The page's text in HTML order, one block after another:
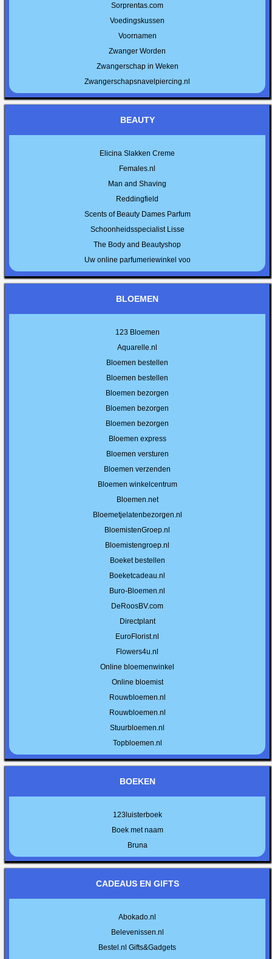
Sorprentas.com
Voedingskussen
Voornamen
Zwanger Worden
Zwangerschap in Weken
Zwangerschapsnavelpiercing.nl
BEAUTY
Elicina Slakken Creme
Females.nl
Man and Shaving
Reddingfield
Scents of Beauty Dames Parfum
Schoonheidsspecialist Lisse
The Body and Beautyshop
Uw online parfumeriewinkel voo
BLOEMEN
123 Bloemen
Aquarelle.nl
Bloemen bestellen
Bloemen bestellen
Bloemen bezorgen
Bloemen bezorgen
Bloemen bezorgen
Bloemen express
Bloemen versturen
Bloemen verzenden
Bloemen winkelcentrum
Bloemen.net
Bloemetjelatenbezorgen.nl
BloemistenGroep.nl
Bloemistengroep.nl
Boeket bestellen
Boeketcadeau.nl
Buro-Bloemen.nl
DeRoosBV.com
Directplant
EuroFlorist.nl
Flowers4u.nl
Online bloemenwinkel
Online bloemist
Rouwbloemen.nl
Rouwbloemen.nl
Stuurbloemen.nl
Topbloemen.nl
BOEKEN
123luisterboek
Boek met naam
Bruna
CADEAUS EN GIFTS
Abokado.nl
Belevenissen.nl
Bestel.nl Gifts&Gadgets